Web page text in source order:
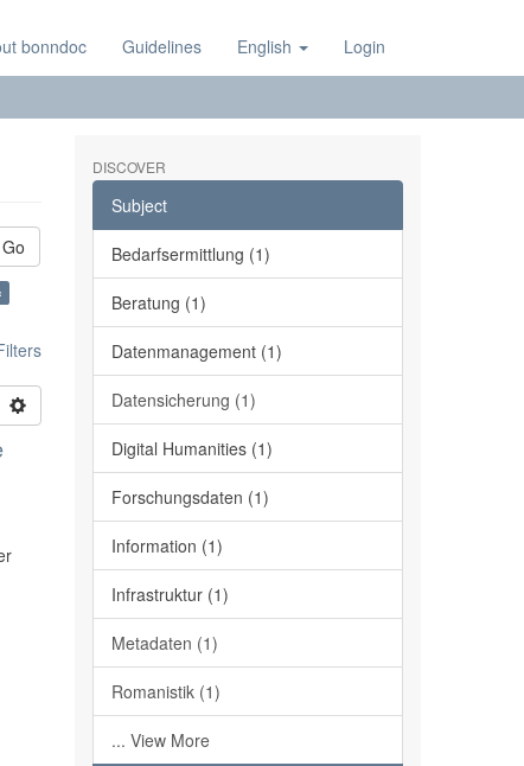
bonndoc Guidelines English Login
Go
DISCOVER
Subject
Bedarfsermittlung (1)
Beratung (1)
Datenmanagement (1)
Datensicherung (1)
Digital Humanities (1)
Forschungsdaten (1)
Information (1)
Infrastruktur (1)
Metadaten (1)
Romanistik (1)
... View More